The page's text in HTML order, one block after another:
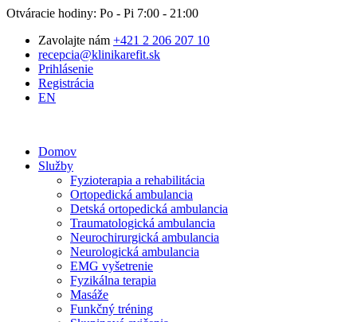
Otváracie hodiny: Po - Pi 7:00 - 21:00
Zavolajte nám +421 2 206 207 10
recepcia@klinikarefit.sk
Prihlásenie
Registrácia
EN
Domov
Služby
Fyzioterapia a rehabilitácia
Ortopedická ambulancia
Detská ortopedická ambulancia
Traumatologická ambulancia
Neurochirurgická ambulancia
Neurologická ambulancia
EMG vyšetrenie
Fyzikálna terapia
Masáže
Funkčný tréning